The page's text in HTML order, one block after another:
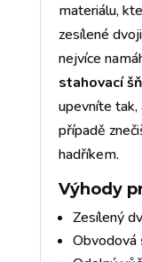
materiálu,
zesílené
nejvíce
stahovací
upevníte
případě
hadříkem.
Výhody
Zesílený
Obvodová